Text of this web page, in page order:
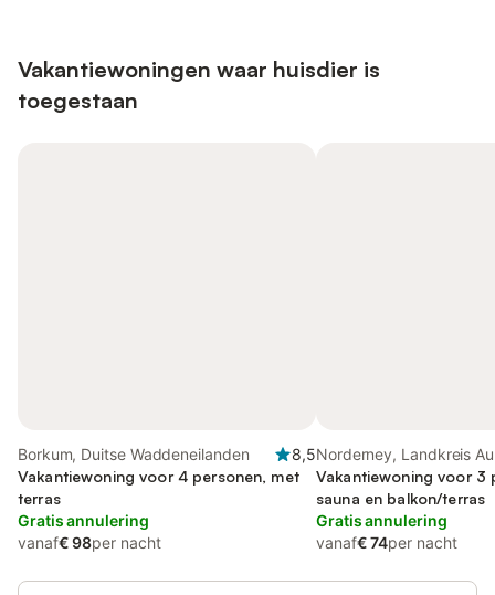
Vakantiewoningen waar huisdier is
toegestaan
Borkum, Duitse Waddeneilanden
8,5
Vakantiewoning voor 4 personen, met
terras
Gratis annulering
vanaf€ 98per nacht
Norderney, Landkreis
Vakantiewoning voor 3
sauna en balkon/terras
Gratis annulering
vanaf€ 74per nacht